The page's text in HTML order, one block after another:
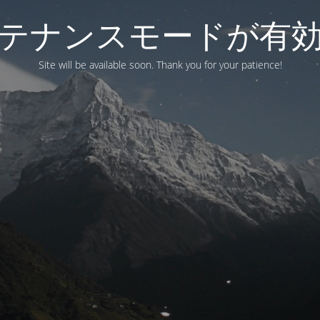
ナンスモードが有
Site will be available soon. Thank you for your patience!